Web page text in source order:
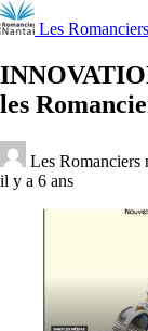
Les
les
Les Romanciers
il y a 6 ans